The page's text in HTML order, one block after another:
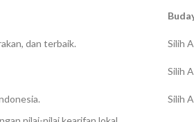
dan terbaik. Silih
Silih
Silih